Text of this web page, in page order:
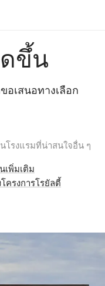
ขึ้น
อเสนอทางเลือก
โรงแรมที่น่าสนใจอื่น ๆ
เพิ่มเติม
ครงการโรยัลตี้